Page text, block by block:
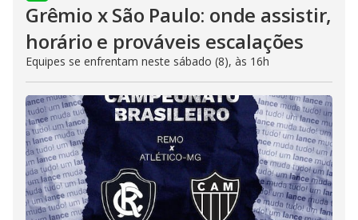
Grêmio x São Paulo: onde assistir,
horário e prováveis escalações
Equipes se enfrentam neste sábado (8), às 16h